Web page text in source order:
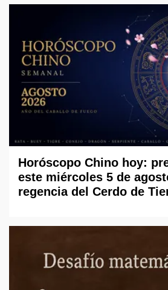
Horóscopo Chino hoy:
este miércoles 5 de
regencia del Cerdo de